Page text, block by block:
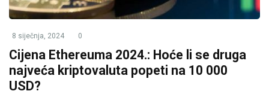
8 siječnja, 2024 0
Cijena Ethereuma 2024.: Hoće li se druga
najveća kriptovaluta popeti na 10 000
USD?